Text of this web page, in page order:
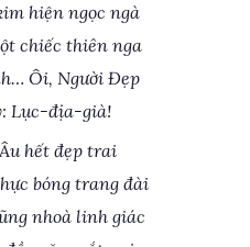
hiện ngọc ngà
chiếc thiên nga
Ôi, Người Đẹp
Lục-địa-già!
hết đẹp trai
bóng trang đài
nhoà linh giác